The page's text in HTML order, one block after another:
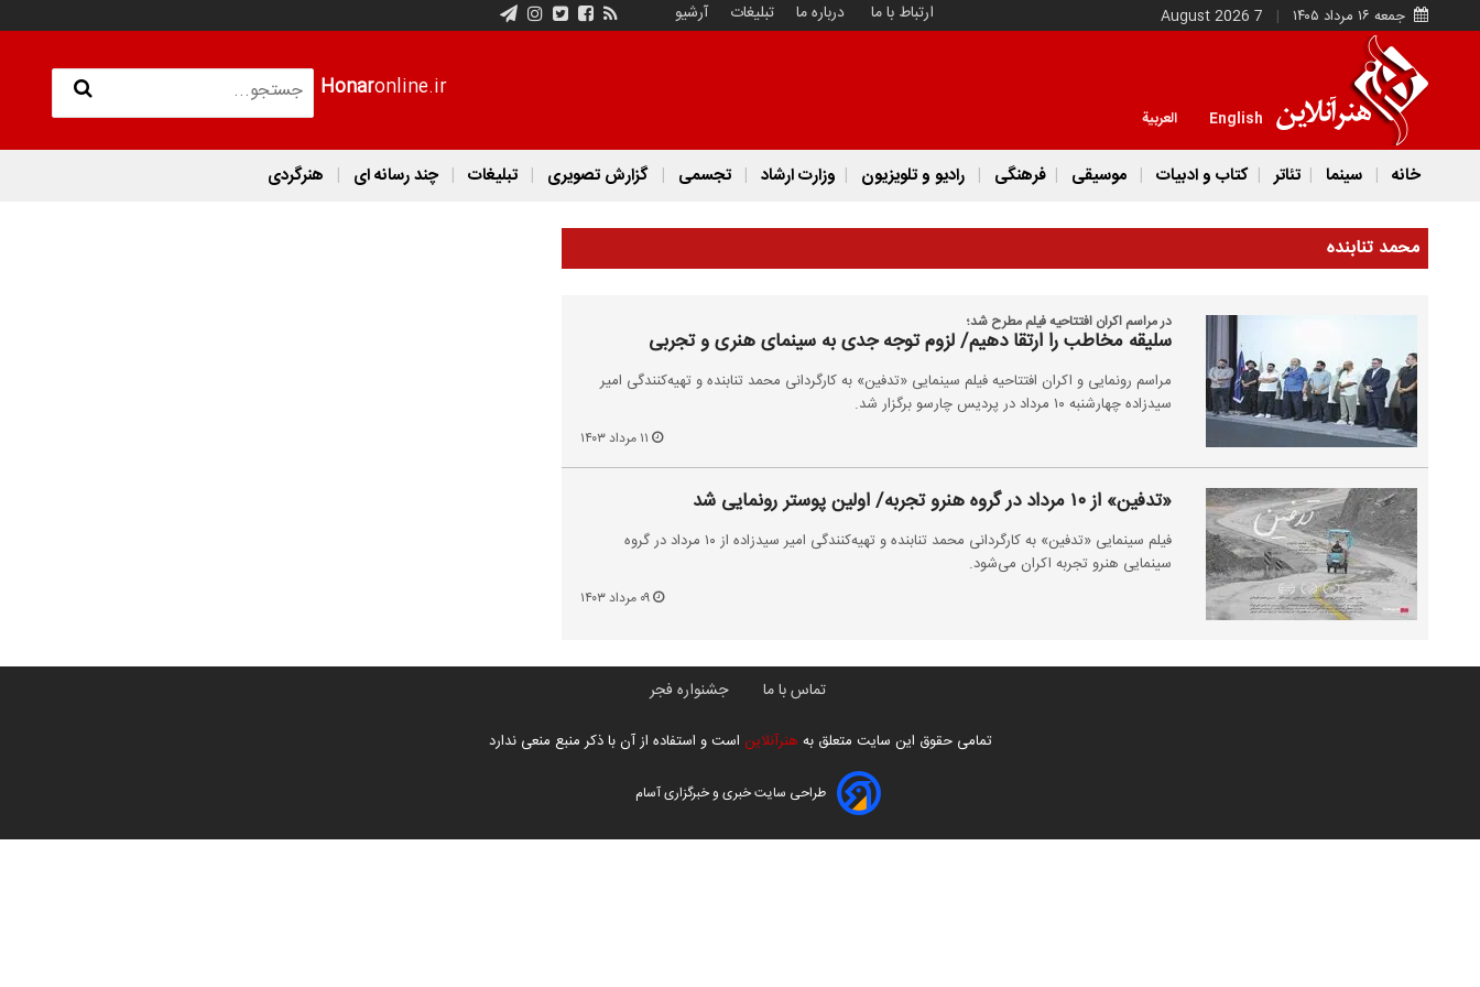
جمعه ۱۶ مرداد ۱۴۰۵ 7 August 2026 ارتباط با ما درباره ما تبلیغات آرشیو
Honaronline.ir
English العربية
خانه سینما تئاتر کتاب و ادبیات موسیقی فرهنگی رادیو و تلویزیون وزارت ارشاد تجسمی گزارش تصویری تبلیغات چند رسانه ای هنرگردی
محمد تنابنده
در مراسم اکران افتتاحیه فیلم مطرح شد؛
سلیقه مخاطب را ارتقا دهیم/ لزوم توجه جدی به سینمای هنری و تجربی
مراسم رونمایی و اکران افتتاحیه فیلم سینمایی «تدفین» به کارگردانی محمد تنابنده و تهیه‌کنندگی امیر
سیدزاده چهارشنبه ۱۰ مرداد در پردیس چارسو برگزار شد.
«تدفین» از ۱۰ مرداد در گروه هنرو تجربه/ اولین پوستر رونمایی شد
فیلم سینمایی «تدفین» به کارگردانی محمد تنابنده و تهیه‌کنندگی امیر سید‌زاده از ۱۰ مرداد در گروه
سینمایی هنرو تجربه اکران می‌شود.
۰۹ مرداد ۱۴۰۳
تماس با ما جشنواره فجر
تمامی حقوق این سایت متعلق به هنرآنلاین است و استفاده از آن با ذکر منبع منعی ندارد
طراحی سایت خبری و خبرگزاری آسام